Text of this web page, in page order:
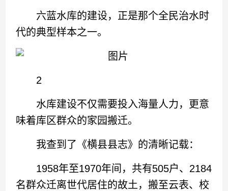
六蓝水库的建设，正是那个全民治水时
代的典型样本之一。
2
水库建设不仅需要投入海量人力，更意
味着库区群众的家园搬迁。
我查到了《横县县志》的清晰记载：
1958年至1970年间，共有505户、2184
名群众迁离世代居住的故土，搬至云表、校